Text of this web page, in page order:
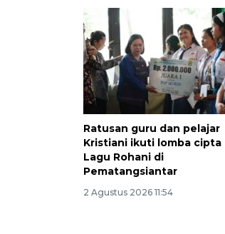
Ratusan guru dan pelajar
Kristiani ikuti lomba cipta
Lagu Rohani di
Pematangsiantar
2 Agustus 2026 11:54